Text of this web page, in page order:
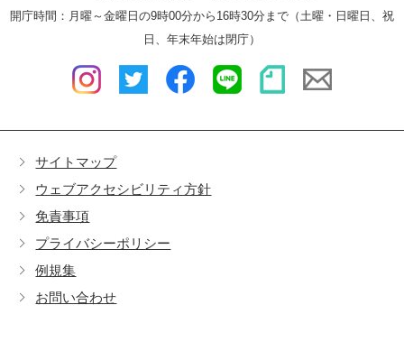
サイトマップ
ウェブアクセシビリティ方針
免責事項
プライバシーポリシー
例規集
お問い合わせ
開庁時間：月曜～金曜日の9時00分から16時30分まで（土曜・日曜日、祝
日、年末年始は閉庁）